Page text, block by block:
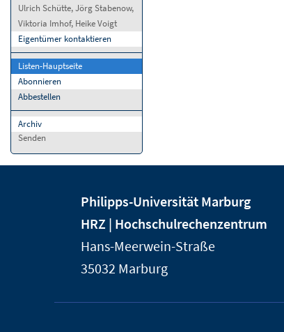
Ulrich Schütte, Jörg Stabenow,
Viktoria Imhof, Heike Voigt
Eigentümer kontaktieren
Listen-Hauptseite
Abonnieren
Abbestellen
Archiv
Senden
Informationen
der
Universität
Marburg
Philipps-Universität Marburg
HRZ | Hochschulrechenzentrum
Hans-Meerwein-Straße
35032 Marburg